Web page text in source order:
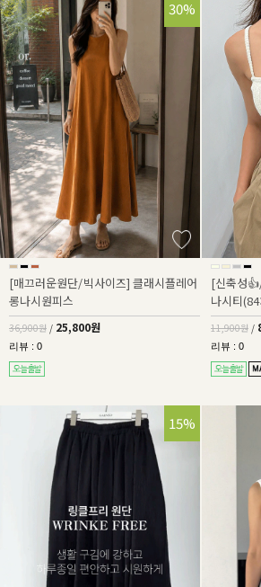
30%
[매끄러운원단/빅사이즈] 클래시플레어
롱나시원피스
36,900원 / 25,800원
리뷰 : 0
[신축성
나시티
11,900원 /
리뷰 : 0
25%
15%